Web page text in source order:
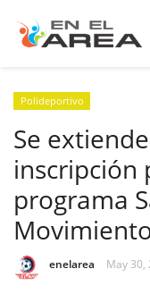
Polideportivo
Se
inscripción
programa
enelarea May 30,